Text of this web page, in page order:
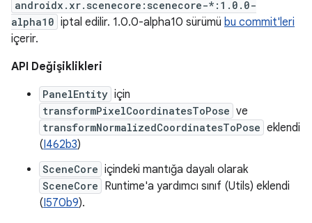
androidx.xr.scenecore:scenecore-*:1.0.0-
alpha10 iptal edilir. 1.0.0-alpha10 sürümü bu commit'leri
içerir.
API Değişiklikleri
PanelEntity için
transformPixelCoordinatesToPose ve
transformNormalizedCoordinatesToPose eklendi
(I462b3)
SceneCore içindeki mantığa dayalı olarak
SceneCore Runtime'a yardımcı sınıf (Utils) eklendi
(I570b9).